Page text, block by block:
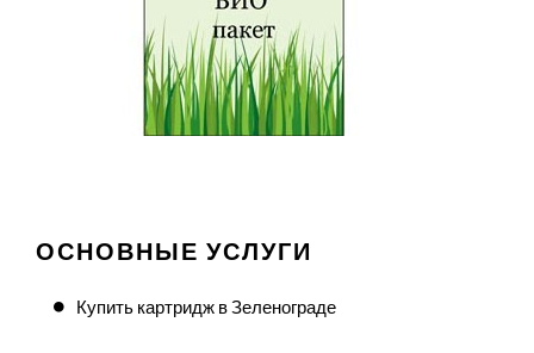
ОСНОВНЫЕ УСЛУГИ
Купить картридж в Зеленограде